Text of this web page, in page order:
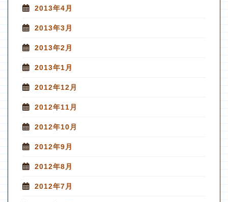
2013年4月
2013年3月
2013年2月
2013年1月
2012年12月
2012年11月
2012年10月
2012年9月
2012年8月
2012年7月